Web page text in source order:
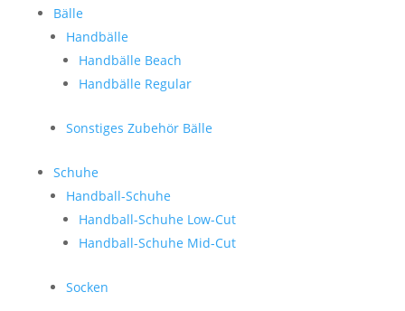
Bälle
Handbälle
Handbälle Beach
Handbälle Regular
Sonstiges Zubehör Bälle
Schuhe
Handball-Schuhe
Handball-Schuhe Low-Cut
Handball-Schuhe Mid-Cut
Socken